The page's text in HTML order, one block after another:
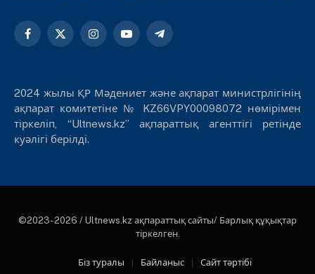
Facebook
X
InstagramYouTubeTelegram
2024 жылы ҚР Мәдениет және ақпарат министрлігінің
ақпарат комитетіне № KZ66VPY00098072 нөмірімен
тіркеліп, “Ultnews.kz” ақпараттық агенттігі ретінде
куәлігі берілді.
©2023- 2026 / Ultnews.kz ақпараттық сайты/ Барлық құқықтар
тіркелген.
Біз туралы Байланыс Сайт тәртібі